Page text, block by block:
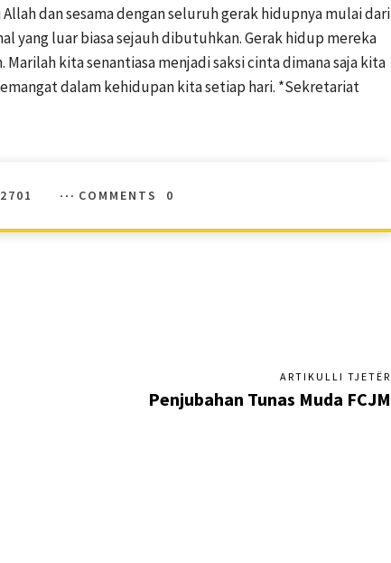
dan sesama dengan seluruh gerak hidupnya mulai dari
yang luar biasa sejauh dibutuhkan. Gerak hidup mereka
kita senantiasa menjadi saksi cinta dimana saja kita
dalam kehidupan kita setiap hari. *Sekretariat
2701 COMMENTS 0
ARTIKULLI TJETËR
Penjubahan Tunas Muda FCJM